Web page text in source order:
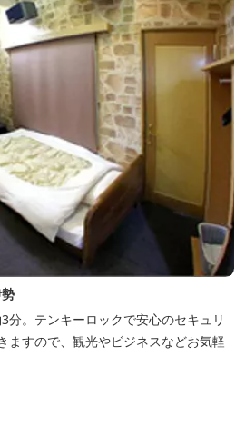
分。テンキーロックで安心のセキュリ
ますので、観光やビジネスなどお気軽